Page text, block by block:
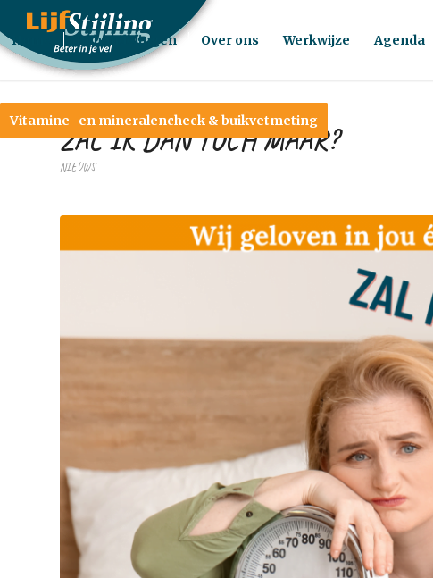
Home Behandelingen Over ons Werkwijze Agenda
Vitamine- en mineralencheck & buikvetmeting
ZAL IK DAN TOCH MAAR?
NIEUWS